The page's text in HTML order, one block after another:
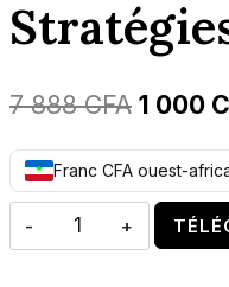
7 888CFA Le
prix
initial
était :
1 000
Franc CFA ouest-
quantité
de